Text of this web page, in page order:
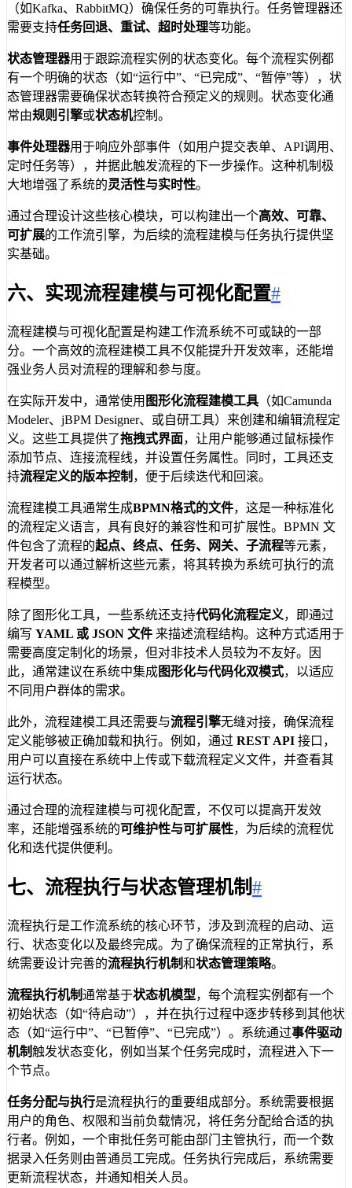
（如Kafka、RabbitMQ）确保任务的可靠执行。任务管理器还
需要支持任务回退、重试、超时处理等功能。
状态管理器用于跟踪流程实例的状态变化。每个流程实例都
有一个明确的状态（如“运行中”、“已完成”、“暂停”等），状
态管理器需要确保状态转换符合预定义的规则。状态变化通
常由规则引擎或状态机控制。
事件处理器用于响应外部事件（如用户提交表单、API调用、
定时任务等），并据此触发流程的下一步操作。这种机制极
大地增强了系统的灵活性与实时性。
通过合理设计这些核心模块，可以构建出一个高效、可靠、
可扩展的工作流引擎，为后续的流程建模与任务执行提供坚
实基础。
六、实现流程建模与可视化配置#
流程建模与可视化配置是构建工作流系统不可或缺的一部
分。一个高效的流程建模工具不仅能提升开发效率，还能增
强业务人员对流程的理解和参与度。
在实际开发中，通常使用 图形化流程建模工具 （如Camunda
Modeler、jBPM Designer、或自研工具）来创建和编辑流程定
义。这些工具提供了拖拽式界面，让用户能够通过鼠标操作
添加节点、连接流程线，并设置任务属性。同时，工具还支
持流程定义的版本控制 ，便于后续迭代和回滚。
流程建模工具通常生成BPMN格式的文件，这是一种标准化
的流程定义语言，具有良好的兼容性和可扩展性。BPMN 文
件包含了流程的起点、终点、任务、网关、子流程等元素，
开发者可以通过解析这些元素，将其转换为系统可执行的流
程模型。
除了图形化工具，一些系统还支持代码化流程定义，即通过
编写 YAML 或 JSON 文件 来描述流程结构。这种方式适用于
需要高度定制化的场景，但对非技术人员较为不友好。因
此，通常建议在系统中集成图形化与代码化双模式，以适应
不同用户群体的需求。
此外，流程建模工具还需要与流程引擎无缝对接，确保流程
定义能够被正确加载和执行。例如，通过 REST API 接口，
用户可以直接在系统中上传或下载流程定义文件，并查看其
运行状态。
通过合理的流程建模与可视化配置，不仅可以提高开发效
率，还能增强系统的可维护性与可扩展性，为后续的流程优
化和迭代提供便利。
七、流程执行与状态管理机制#
流程执行是工作流系统的核心环节，涉及到流程的启动、运
行、状态变化以及最终完成。为了确保流程的正常执行，系
统需要设计完善的流程执行机制和状态管理策略。
流程执行机制通常基于状态机模型，每个流程实例都有一个
初始状态（如“待启动”），并在执行过程中逐步转移到其他状
态（如“运行中”、“已暂停”、“已完成”）。系统通过事件驱动
机制触发状态变化，例如当某个任务完成时，流程进入下一
个节点。
任务分配与执行是流程执行的重要组成部分。系统需要根据
用户的角色、权限和当前负载情况，将任务分配给合适的执
行者。例如，一个审批任务可能由部门主管执行，而一个数
据录入任务则由普通员工完成。任务执行完成后，系统需要
更新流程状态，并通知相关人员。